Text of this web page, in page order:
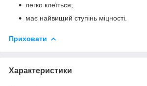
легко клеїться;
має найвищий ступінь міцності.
Приховати
Характеристики